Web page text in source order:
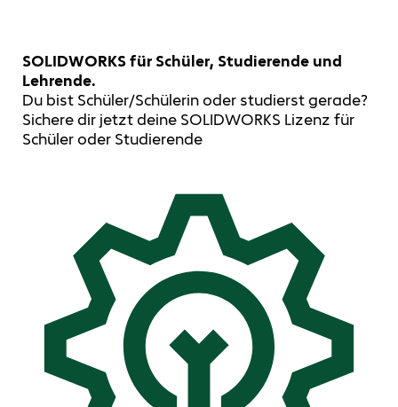
SOLIDWORKS für Schüler, Studierende und
Lehrende.
Du bist Schüler/Schülerin oder studierst gerade?
Sichere dir jetzt deine SOLIDWORKS Lizenz für
Schüler oder Studierende